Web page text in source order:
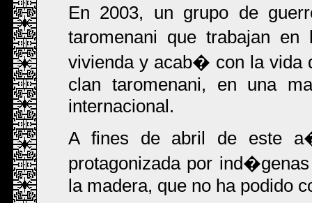
En 2003, un grupo de
taromenani que trabajan
vivienda y acab� con la vida
clan taromenani, en una
internacional.
A fines de abril de este
protagonizada por
la madera, que no ha podido